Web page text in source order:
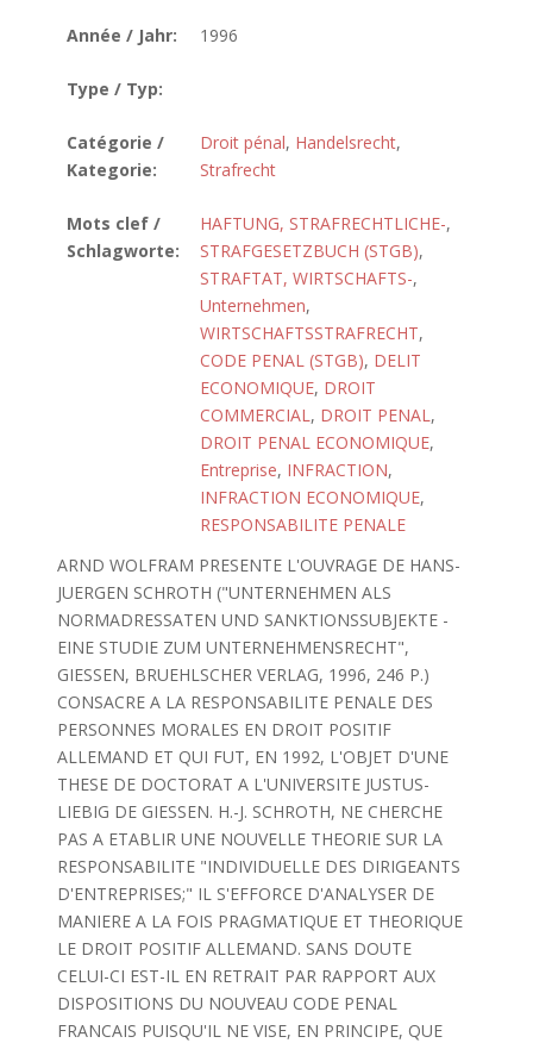
Année / Jahr: 1996
Type / Typ:
Catégorie /
Kategorie:
Droit pénal, Handelsrecht,
Strafrecht
Mots clef /
Schlagworte:
HAFTUNG, STRAFRECHTLICHE-,
STRAFGESETZBUCH (STGB),
STRAFTAT, WIRTSCHAFTS-,
Unternehmen,
WIRTSCHAFTSSTRAFRECHT,
CODE PENAL (STGB), DELIT
ECONOMIQUE, DROIT
COMMERCIAL, DROIT PENAL,
DROIT PENAL ECONOMIQUE,
Entreprise, INFRACTION,
INFRACTION ECONOMIQUE,
RESPONSABILITE PENALE
ARND WOLFRAM PRESENTE L'OUVRAGE DE HANS-
JUERGEN SCHROTH ("UNTERNEHMEN ALS
NORMADRESSATEN UND SANKTIONSSUBJEKTE -
EINE STUDIE ZUM UNTERNEHMENSRECHT",
GIESSEN, BRUEHLSCHER VERLAG, 1996, 246 P.)
CONSACRE A LA RESPONSABILITE PENALE DES
PERSONNES MORALES EN DROIT POSITIF
ALLEMAND ET QUI FUT, EN 1992, L'OBJET D'UNE
THESE DE DOCTORAT A L'UNIVERSITE JUSTUS-
LIEBIG DE GIESSEN. H.-J. SCHROTH, NE CHERCHE
PAS A ETABLIR UNE NOUVELLE THEORIE SUR LA
RESPONSABILITE "INDIVIDUELLE DES DIRIGEANTS
D'ENTREPRISES;" IL S'EFFORCE D'ANALYSER DE
MANIERE A LA FOIS PRAGMATIQUE ET THEORIQUE
LE DROIT POSITIF ALLEMAND. SANS DOUTE
CELUI-CI EST-IL EN RETRAIT PAR RAPPORT AUX
DISPOSITIONS DU NOUVEAU CODE PENAL
FRANCAIS PUISQU'IL NE VISE, EN PRINCIPE, QUE